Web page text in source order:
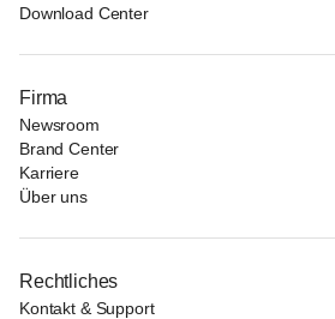
Download Center
Firma
Newsroom
Brand Center
Karriere
Über uns
Rechtliches
Kontakt & Support